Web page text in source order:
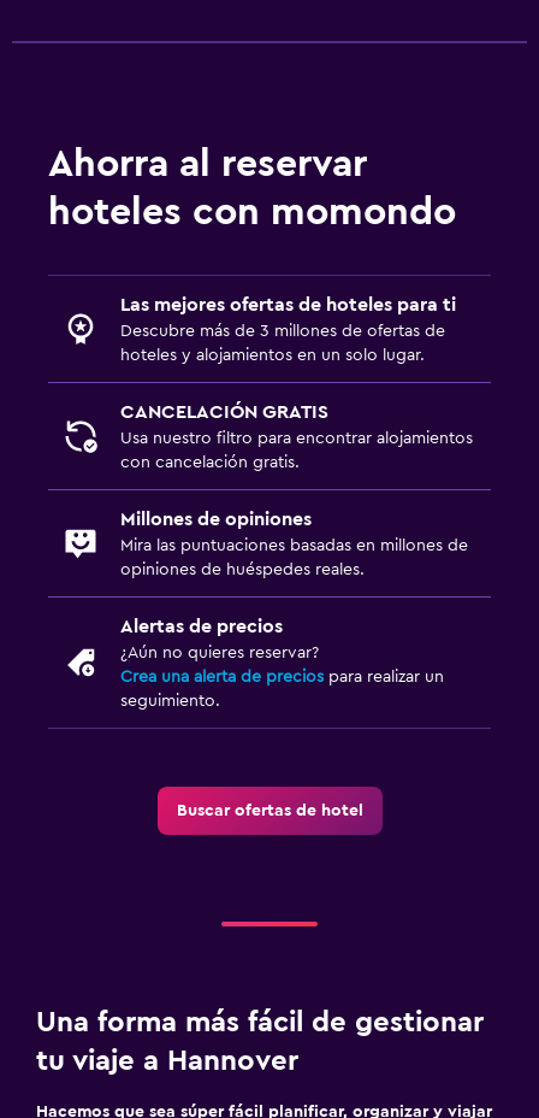
Ahorra al reservar
hoteles con momondo
Las mejores ofertas de hoteles para ti
Descubre más de 3 millones de ofertas de
hoteles y alojamientos en un solo lugar.
CANCELACIÓN GRATIS
Usa nuestro filtro para encontrar alojamientos
con cancelación gratis.
Millones de opiniones
Mira las puntuaciones basadas en millones de
opiniones de huéspedes reales.
Alertas de precios
¿Aún no quieres reservar?
Crea una alerta de precios para realizar un
seguimiento.
Buscar ofertas de hotel
Una forma más fácil de gestionar
tu viaje a Hannover
Hacemos que sea súper fácil planificar, organizar y viajar